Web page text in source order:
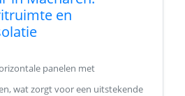
en
panelen met
wat zorgt voor een uitstekende